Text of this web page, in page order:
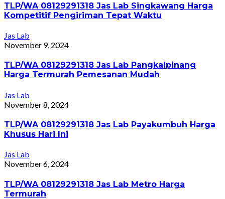
TLP/WA 08129291318 Jas Lab Singkawang Harga
Kompetitif Pengiriman Tepat Waktu
Jas Lab
November 9, 2024
TLP/WA 08129291318 Jas Lab Pangkalpinang
Harga Termurah Pemesanan Mudah
Jas Lab
November 8, 2024
TLP/WA 08129291318 Jas Lab Payakumbuh Harga
Khusus Hari Ini
Jas Lab
November 6, 2024
TLP/WA 08129291318 Jas Lab Metro Harga
Termurah